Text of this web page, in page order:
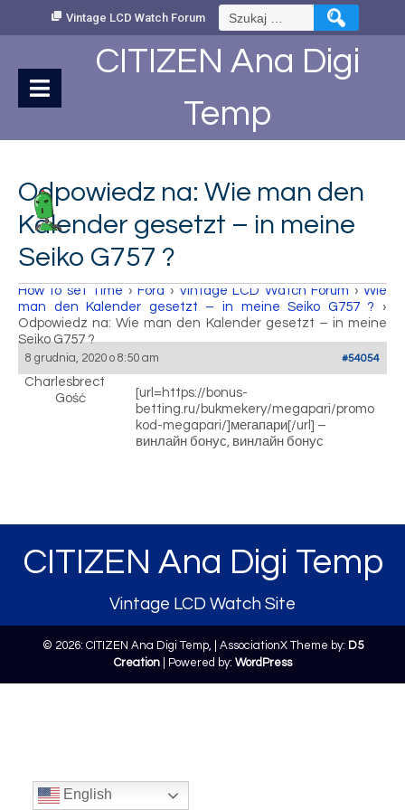
Vintage LCD Watch Forum Szukaj:
CITIZEN Ana Digi
Temp
Odpowiedz na: Wie man den
Kalender gesetzt – in meine
Seiko G757 ?
How to set Time › Fora › Vintage LCD Watch Forum › Wie
man den Kalender gesetzt – in meine Seiko G757 ?
›
Odpowiedz na: Wie man den Kalender gesetzt – in meine
Seiko G757 ?
8 grudnia, 2020 o 8:50 am #54054
Charlesbrect
Gość
[url=https://bonus-
betting.ru/bukmekery/megapari/promo
kod-megapari/]мегапари[/url] –
винлайн бонус, винлайн бонус
CITIZEN Ana Digi Temp
Vintage LCD Watch Site
© 2026: CITIZEN Ana Digi Temp, | AssociationX Theme by: D5
Creation| Powered by: WordPress
English